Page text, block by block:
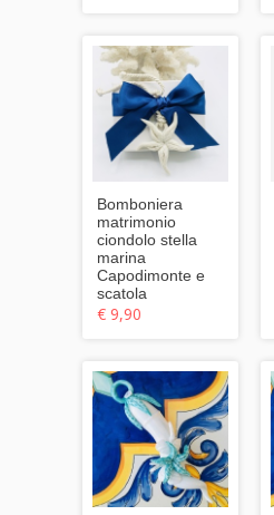
Bomboniera
matrimonio
ciondolo stella
marina
Capodimonte e
scatola
€ 9,90